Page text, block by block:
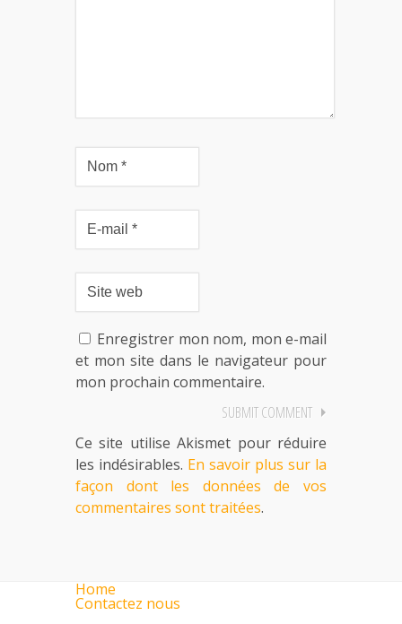
Enregistrer mon nom, mon e-mail
et mon site dans le navigateur pour
mon prochain commentaire.
Ce site utilise Akismet pour réduire
les indésirables. En savoir plus sur la
façon dont les données de vos
commentaires sont traitées.
Home
Contactez nous